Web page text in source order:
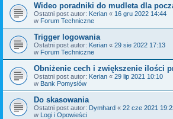
Wideo poradniki do mudleta dla
Ostatni post autor: Kerian « 16 gru 2022 14:44
w Forum Techniczne
Trigger logowania
Ostatni post autor: Kerian « 29 sie 2022 17:13
w Forum Techniczne
Obniżenie cech i zwiększenie ilości
Ostatni post autor: Kerian « 29 lip 2021 10:10
w Bank Pomysłów
Do skasowania
Ostatni post autor: Dymhard « 22 cze 2021
w Logi i Opowieści